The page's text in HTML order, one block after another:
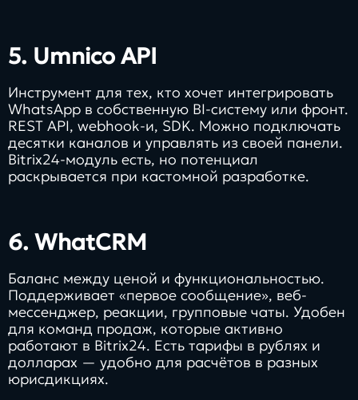
5. Umnico API
Инструмент для тех, кто хочет интегрировать
WhatsApp в собственную BI-систему или фронт.
REST API, webhook-и, SDK. Можно подключать
десятки каналов и управлять из своей панели.
Bitrix24‑модуль есть, но потенциал
раскрывается при кастомной разработке.
6. WhatCRM
Баланс между ценой и функциональностью.
Поддерживает «первое сообщение», веб-
мессенджер, реакции, групповые чаты. Удобен
для команд продаж, которые активно
работают в Bitrix24. Есть тарифы в рублях и
долларах — удобно для расчётов в разных
юрисдикциях.